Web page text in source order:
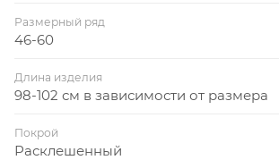
Размерный ряд
46-60
Длина изделия
98-102 см в зависимости от размера
Покрой
Расклешенный